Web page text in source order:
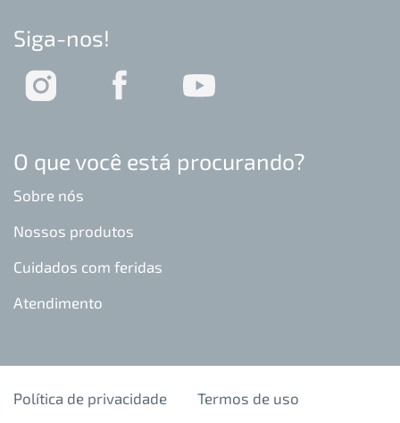
Siga-nos!
O que você está procurando?
Sobre nós
Nossos produtos
Cuidados com feridas
Atendimento
Política de privacidade Termos de uso